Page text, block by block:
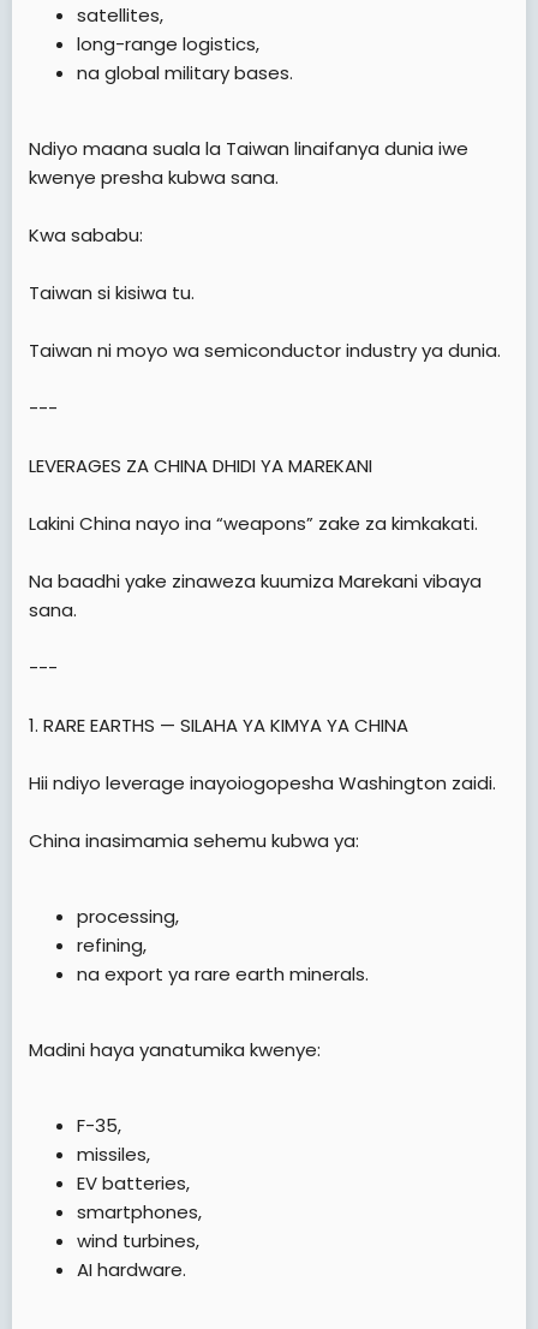
satellites,
long-range logistics,
na global military bases.
Ndiyo maana suala la Taiwan linaifanya dunia iwe
kwenye presha kubwa sana.
Kwa sababu:
Taiwan si kisiwa tu.
Taiwan ni moyo wa semiconductor industry ya dunia.
---
LEVERAGES ZA CHINA DHIDI YA MAREKANI
Lakini China nayo ina “weapons” zake za kimkakati.
Na baadhi yake zinaweza kuumiza Marekani vibaya
sana.
---
1. RARE EARTHS — SILAHA YA KIMYA YA CHINA
Hii ndiyo leverage inayoiogopesha Washington zaidi.
China inasimamia sehemu kubwa ya:
processing,
refining,
na export ya rare earth minerals.
Madini haya yanatumika kwenye:
F-35,
missiles,
EV batteries,
smartphones,
wind turbines,
AI hardware.